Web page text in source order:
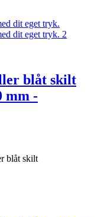
blåt skilt
mm -
blåt skilt